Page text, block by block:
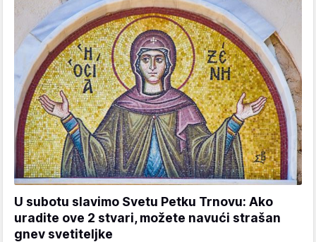
U subotu slavimo Svetu Petku Trnovu: Ako
uradite ove 2 stvari, možete navući strašan
gnev svetiteljke